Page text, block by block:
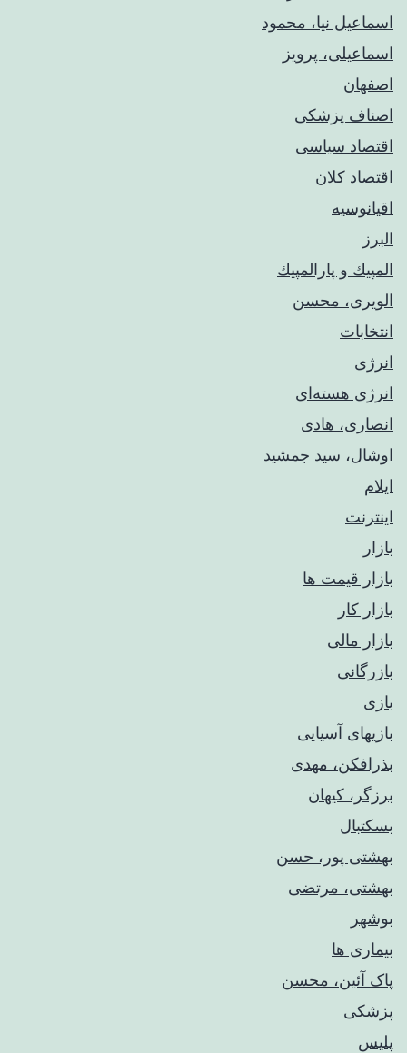
اسماعیل نیا، محمود
اسماعیلی، پرویز
اصفهان
اصناف پزشکی
اقتصاد سیاسی
اقتصاد کلان
اقیانوسیه
البرز
المپيك و پارالمپيك
الویری، محسن
انتخابات
انرژی
انرژی هسته‌ای
انصاری، هادی
اوشال، سید جمشید
ایلام
اینترنت
بازار
بازار قیمت ها
بازار کار
بازار مالی
بازرگانی
بازی
بازیهای آسیایی
بذرافکن، مهدی
برزگر، کیهان
بسکتبال
بهشتی پور، حسن
بهشتی، مرتضی
بوشهر
بیماری ها
پاک آئین، محسن
پزشکی
پلیس